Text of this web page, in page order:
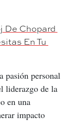
De Chopard
En Tu
pasión personal
liderazgo de la
en una
impacto